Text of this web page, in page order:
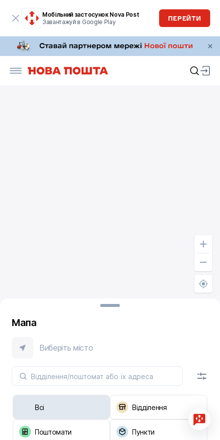
Мобільний застосунок Nova Post
Завантажуй в Google Play
ПЕРЕЙТИ
Мапа
Виберіть місто
Всі Відділення
Поштомати Пункти